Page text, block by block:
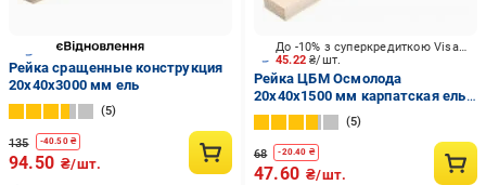
Рейка сращенные конструкция
20х40х3000 мм ель
5
135 -40.50₴
94.50 ₴/шт.
45.22₴/шт.
До -10% з суперкредиткою Visa Вигода
Рейка ЦБМ Осмолода
20х40х1500 мм карпатская ель
(80532015)
5
68 -20.40 ₴
47.60 ₴/шт.